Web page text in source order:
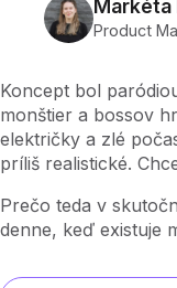
Markéta
Product
Koncept bol
monštier a bossov
električky a zlé
príliš realistické.
Prečo teda v
denne, keď existuje